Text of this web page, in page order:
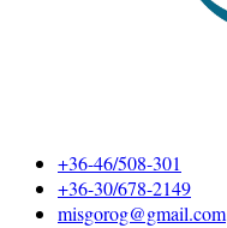
+36-46/508-301
+36-30/678-2149
misgorog@gmail.com